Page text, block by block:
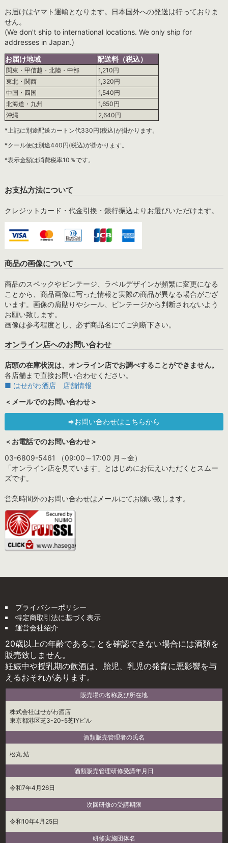
お届けはヤマト運輸となります。日本国外への発送は行っておりま
せん。
(We don't ship to international locations. We only ship for
addresses in Japan.)
お届け地域
配送料（税込）
関東・甲信越・北陸・中部
1,210円
東北・関西
1,320円
中国・四国
1,540円
北海道・九州
1,650円
沖縄
2,640円
*上記に別途配送カートン代330円(税込)が掛かります。
*クール便は別途440円(税込)が掛かります。
*表示金額は消費税率10％です。
お支払方法について
クレジットカード・代金引換・銀行振込よりお選びいただけます。
商品の画像について
商品のスペックやビンテージ、ラベルデザインが頻繁に変更になる
ことから、商品画像に写った情報と実際の商品が異なる場合がござ
います。画像の肩貼りやシール、ビンテージから判断されないよう
お願い致します。
画像は参考程度とし、必ず商品名にてご判断下さい。
オンライン店へのお問い合わせ
店頭の在庫状況は、オンライン店でお調べすることができません。
各店舗まで直接お問い合わせください。
■ はせがわ酒店 店舗情報
＜メールでのお問い合わせ＞
⇒お問い合わせはこちらから
＜お電話でのお問い合わせ＞
03-6809-5461 （09:00～17:00 月～金）
「オンライン店を見ています」とはじめにお伝えいただくとスムー
ズです。
営業時間外のお問い合わせはメールにてお願い致します。
プライバシーポリシー
特定商取引法に基づく表示
運営会社紹介
20歳以上の年齢であることを確認できない場合には酒類を
販売致しません。
妊娠中や授乳期の飲酒は、胎児、乳児の発育に悪影響を与
えるおそれがあります。
販売場の名称及び所在地
株式会社はせがわ酒店
東京都港区芝3-20-5芝IYビル
酒類販売管理者の氏名
松丸 結
酒類販売管理研修受講年月日
令和7年4月26日
次回研修の受講期限
令和10年4月25日
研修実施団体名